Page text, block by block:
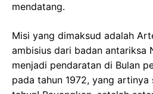
mendatang.
Misi yang dimaksud adalah
ambisius dari badan antariksa
menjadi pendaratan di Bulan
pada tahun 1972, yang